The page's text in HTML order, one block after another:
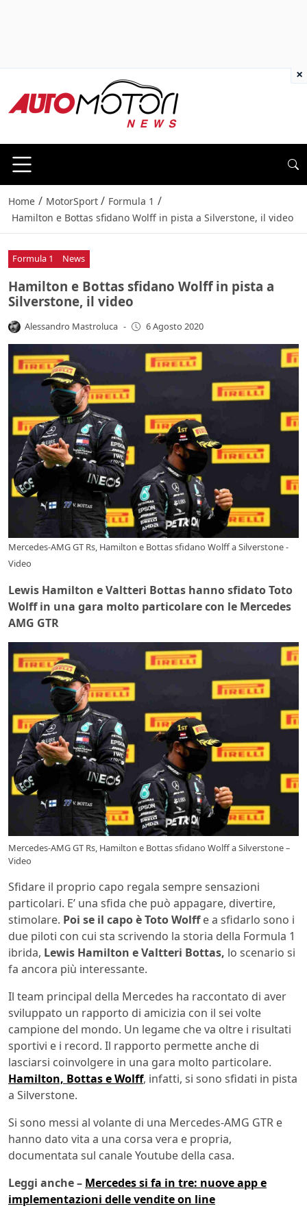
Home / MotorSport / Formula 1 /
Hamilton e Bottas sfidano Wolff in pista a Silverstone, il video
Formula 1 News
Hamilton e Bottas sfidano Wolff in pista a
Silverstone, il video
Alessandro Mastroluca - 6 Agosto 2020
Mercedes-AMG GT Rs, Hamilton e Bottas sfidano Wolff a Silverstone -
Video
Lewis Hamilton e Valtteri Bottas hanno sfidato Toto
Wolff in una gara molto particolare con le Mercedes
AMG GTR
Mercedes-AMG GT Rs, Hamilton e Bottas sfidano Wolff a Silverstone –
Video
Sfidare il proprio capo regala sempre sensazioni
particolari. E’ una sfida che può appagare, divertire,
stimolare. Poi se il capo è Toto Wolffe a sfidarlo sono i
due piloti con cui sta scrivendo la storia della Formula 1
ibrida, Lewis Hamilton e Valtteri Bottas, lo scenario si
fa ancora più interessante.
Il team principal della Mercedes ha raccontato di aver
sviluppato un rapporto di amicizia con il sei volte
campione del mondo. Un legame che va oltre i risultati
sportivi e i record. Il rapporto permette anche di
lasciarsi coinvolgere in una gara molto particolare.
Hamilton, Bottas e Wolff, infatti, si sono sfidati in pista
a Silverstone.
Si sono messi al volante di una Mercedes-AMG GTR e
hanno dato vita a una corsa vera e propria,
documentata sul canale Youtube della casa.
Leggi anche – Mercedes si fa in tre: nuove app e
implementazioni delle vendite on line
×